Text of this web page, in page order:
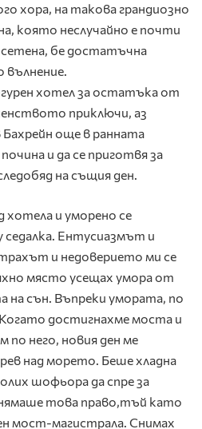
хора, на такова грандиозно
която неслучайно е почти
бе достатъчна
вълнение.
хотел за остатъка от
приключи, аз
Бахрейн още в ранната
и да се приготвя за
на същия ден.
хотела и уморено се
седалка. Ентусиазмът и
и недоверието ми се
място усещах умора от
на сън. Въпреки умората, по
Когато достигнахме моста и
по него, новия ден ме
над морето. Беше хладна
шофьора да спре за
това право,тъй като
мост-магистрала. Снимах